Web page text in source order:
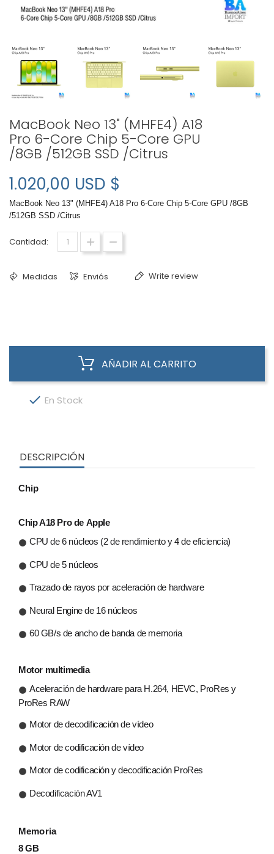
MacBook Neo 13" (MHFE4) A18
Pro 6-Core Chip 5-Core GPU
/8GB /512GB SSD /Citrus
1.020,00 USD $
MacBook Neo 13" (MHFE4) A18 Pro 6-Core Chip 5-Core GPU /8GB
/512GB SSD /Citrus
Cantidad:
Medidas Enviós Write review
AÑADIR AL CARRITO
 En Stock
DESCRIPCIÓN
Chip
Chip A18 Pro de Apple
CPU de 6 núcleos (2 de rendimiento y 4 de eficiencia)
CPU de 5 núcleos
Trazado de rayos por aceleración de hardware
Neural Engine de 16 núcleos
60 GB/s de ancho de banda de memoria
Motor multimedia
Aceleración de hardware para H.264, HEVC, ProRes y
ProRes RAW
Motor de decodificación de vídeo
Motor de codificación de vídeo
Motor de codificación y decodificación ProRes
Decodificación AV1
Memoria
8 GB